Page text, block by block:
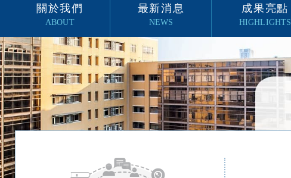
關於我們
ABOUT
最新消息
NEWS
成果亮點
HIGHLIGHTS